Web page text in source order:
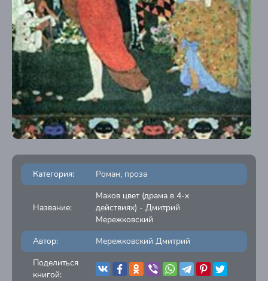
Категория: Роман, проза
Название:
Маков цвет (драма в 4-х
действиях) - Дмитрий
Мережковский
Автор:
Мережковский Дмитрий
Поделиться
книгой: